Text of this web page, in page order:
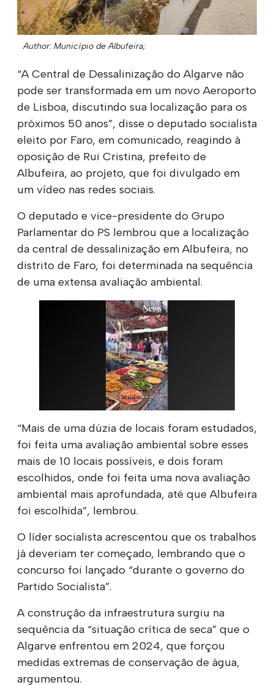
Author: Município de Albufeira;
“A Central de Dessalinização do Algarve não
pode ser transformada em um novo Aeroporto
de Lisboa, discutindo sua localização para os
próximos 50 anos”, disse o deputado socialista
eleito por Faro, em comunicado, reagindo à
oposição de Rui Cristina, prefeito de
Albufeira, ao projeto, que foi divulgado em
um vídeo nas redes sociais.
O deputado e vice-presidente do Grupo
Parlamentar do PS lembrou que a localização
da central de dessalinização em Albufeira, no
distrito de Faro, foi determinada na sequência
de uma extensa avaliação ambiental.
“Mais de uma dúzia de locais foram estudados,
foi feita uma avaliação ambiental sobre esses
mais de 10 locais possíveis, e dois foram
escolhidos, onde foi feita uma nova avaliação
ambiental mais aprofundada, até que Albufeira
foi escolhida”, lembrou.
O líder socialista acrescentou que os trabalhos
já deveriam ter começado, lembrando que o
concurso foi lançado “durante o governo do
Partido Socialista”.
A construção da infraestrutura surgiu na
sequência da “situação crítica de seca” que o
Algarve enfrentou em 2024, que forçou
medidas extremas de conservação de água,
argumentou.